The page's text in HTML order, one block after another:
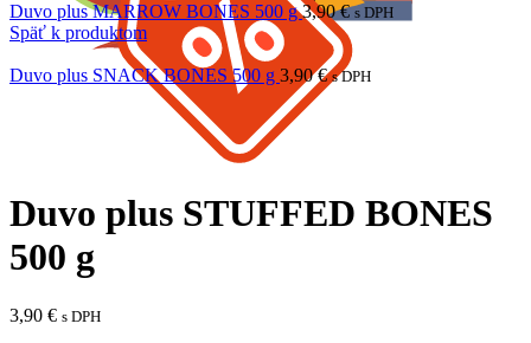
Duvo plus MARROW BONES 500 g3,90€ s DPH
Späť k produktom
Duvo plus SNACK BONES 500 g 3,90€ s DPH
Kliknite sem ak chcete zväčšiť
Duvo plus STUFFED BONES
500 g
3,90 € s DPH